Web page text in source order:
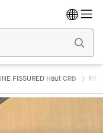
FISSURED Haut CRB